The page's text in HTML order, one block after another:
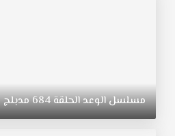
199
مدبلج
قصة
مسلسلالوعدالحلقة684مدبلج